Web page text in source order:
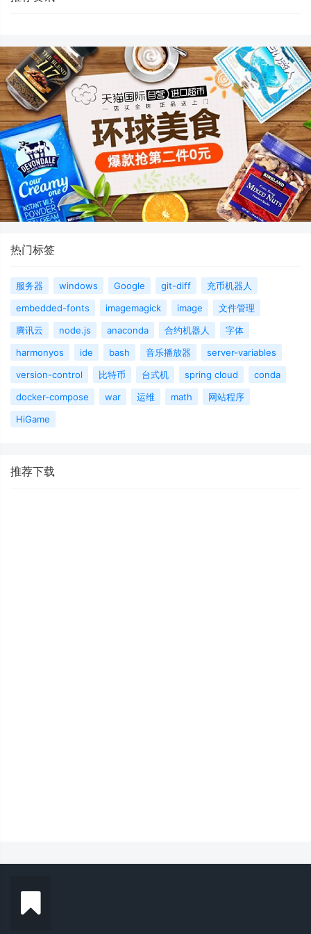
热门标签
服务器 windows Google git-diff
充币机器人
embedded-fonts
imagemagick image
文件管理
腾讯云
node.js anaconda 合约机器人
字体
harmonyos
ide bash 音乐播放器
server-variables
version-control
比特币 台式机 spring cloud
conda
docker-compose
war 运维 math
网站程序
HiGame
推荐下载